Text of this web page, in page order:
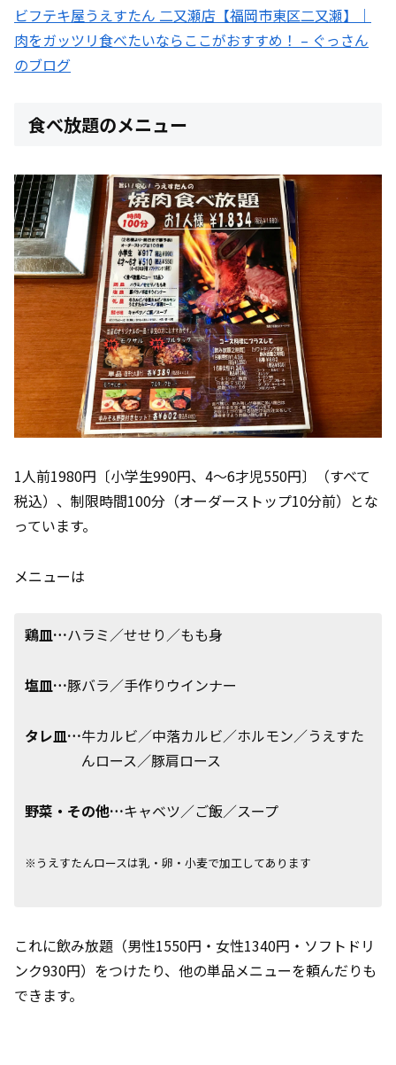
ビフテキ屋うえすたん 二又瀬店【福岡市東区二又瀬】｜
肉をガッツリ食べたいならここがおすすめ！ – ぐっさん
のブログ
食べ放題のメニュー
1人前1980円〔小学生990円、4～6才児550円〕（すべて
税込）、制限時間100分（オーダーストップ10分前）とな
っています。
メニューは
鶏皿…ハラミ／せせり／もも身
塩皿…豚バラ／手作りウインナー
タレ皿…牛カルビ／中落カルビ／ホルモン／うえすた
んロース／豚肩ロース
野菜・その他…キャベツ／ご飯／スープ
※うえすたんロースは乳・卵・小麦で加工してあります
これに飲み放題（男性1550円・女性1340円・ソフトドリ
ンク930円）をつけたり、他の単品メニューを頼んだりも
できます。